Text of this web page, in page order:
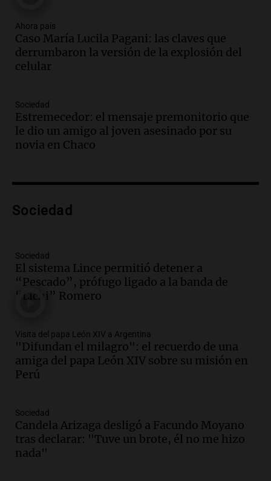
niños a Córdoba tras disputa de
custodia en Salta
Panorama Federal
Episodios
privada: el ruido que tapa cosas
importantes
Episodios
día del niño.
Episodios
bandera de la universidad
La Argentina Posible
Episodios
Audio.El 80% de los ejecutivos espera
sus expectativas
Ahora país
Episodios
Audio.
Deportes Rosario
Episodios
Audio.Avanza el juicio a Oscar González
con nuevas declaraciones de testigos
Ahora país
Caso María Lucila Pagani: las claves que
derrumbaron la versión de la explosión del
celular
Sociedad
Estremecedor: el mensaje premonitorio que
le dio un amigo al joven asesinado por su
novia en Chaco
Sociedad
Sociedad
El sistema Lince permitió detener a
“Pescado”, prófugo ligado a la banda de
“Lichi” Romero
Visita del papa León XIV a Argentina
"Difundan el milagro": el recuerdo de una
amiga del papa León XIV sobre su misión en
Perú
Sociedad
Candela Arizaga desligó a Facundo Moyano
tras declarar: "Tuve un brote, él no me hizo
nada"